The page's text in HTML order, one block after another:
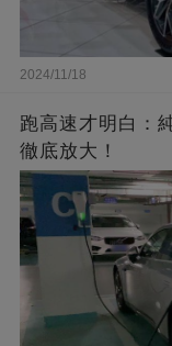
2024/11/18
跑高速才明白：
徹底放大！